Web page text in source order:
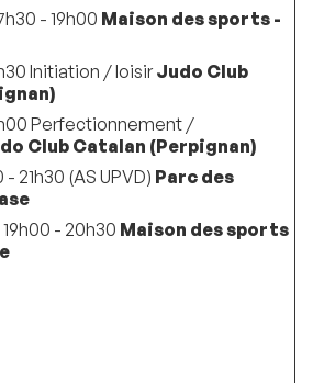
- 19h00 Maison des sports -
Initiation / loisir Judo Club
Perfectionnement /
Club Catalan (Perpignan)
21h30 (AS UPVD) Parc des
- 20h30 Maison des sports